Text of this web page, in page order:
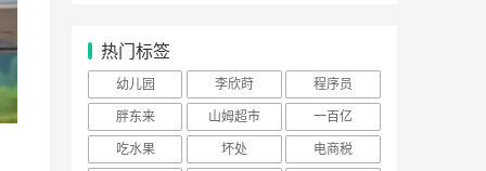
热门标签
幼儿园 李欣莳
程序员
胖东来
山姆超市
一百亿
吃水果
坏处
电商税